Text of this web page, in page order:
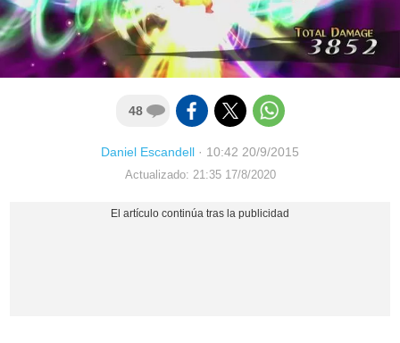
48
Daniel Escandell · 10:42 20/9/2015
Actualizado: 21:35 17/8/2020